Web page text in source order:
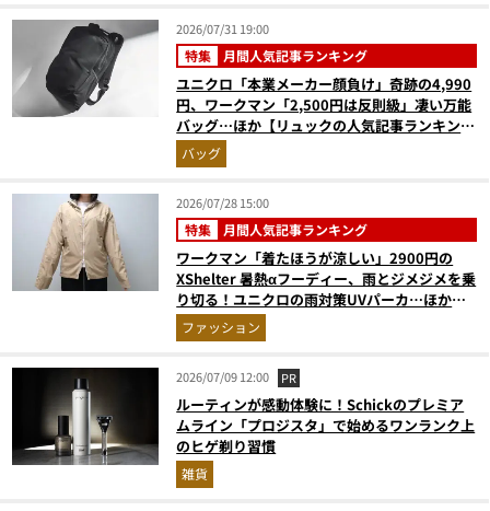
2026/07/31 19:00
特集 月間人気記事ランキング
ユニクロ「本業メーカー顔負け」奇跡の4,990
円、ワークマン「2,500円は反則級」凄い万能
バッグ…ほか【リュックの人気記事ランキング
ベスト3】（2026年6月版）
バッグ
2026/07/28 15:00
特集 月間人気記事ランキング
ワークマン「着たほうが涼しい」2900円の
XShelter 暑熱αフーディー、雨とジメジメを乗
り切る！ユニクロの雨対策UVパーカ…ほか
【アウターの人気記事ランキングベスト3】
（2026年6月版）
ファッション
2026/07/09 12:00 PR
ルーティンが感動体験に！Schickのプレミア
ムライン「プロジスタ」で始めるワンランク上
のヒゲ剃り習慣
雑貨